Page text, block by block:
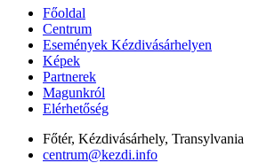
Főoldal
Centrum
Események Kézdivásárhelyen
Képek
Partnerek
Magunkról
Elérhetőség
Főtér, Kézdivásárhely, Transylvania
centrum@kezdi.info